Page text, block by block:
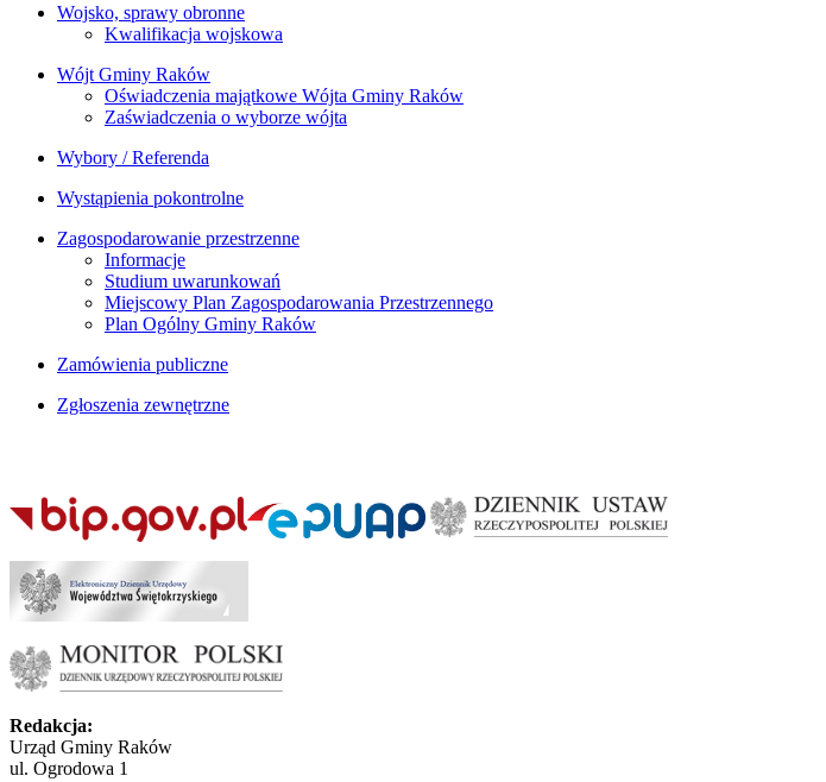
Wojsko, sprawy obronne
Kwalifikacja wojskowa
Wójt Gminy Raków
Oświadczenia majątkowe Wójta Gminy Raków
Zaświadczenia o wyborze wójta
Wybory / Referenda
Wystąpienia pokontrolne
Zagospodarowanie przestrzenne
Informacje
Studium uwarunkowań
Miejscowy Plan Zagospodarowania Przestrzennego
Plan Ogólny Gminy Raków
Zamówienia publiczne
Zgłoszenia zewnętrzne
Redakcja:
Urząd Gminy Raków
ul. Ogrodowa 1